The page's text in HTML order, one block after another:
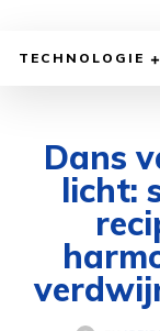
TECHNOLOGIE
Dans
licht: